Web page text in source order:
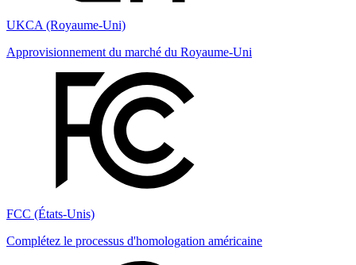
UKCA (Royaume-Uni)
Approvisionnement du marché du Royaume-Uni
FCC (États-Unis)
Complétez le processus d'homologation américaine